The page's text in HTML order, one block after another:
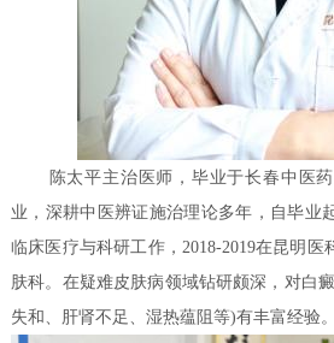
陈太平主治医师，毕业于长春中医
业，深耕中医辨证施治理论多年，自毕业
临床医疗与科研工作，2018-2019在昆明医
肤科。在疑难皮肤病领域钻研颇深，对白
失和、肝肾不足、湿热蕴阻等)有丰富经验。